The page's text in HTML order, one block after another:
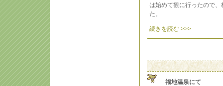
は始めて観に行ったので
た。
続きを読む >>>
福地温泉にて